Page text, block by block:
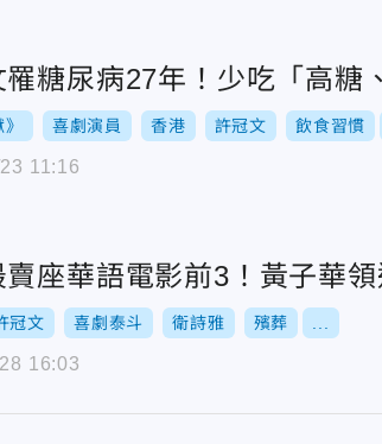
罹糖尿病27年！少吃「高糖
喜劇演員 香港 許冠文 飲食習慣
11:16
賣座華語電影前3！黃子華
冠文 喜劇泰斗 衛詩雅 殯葬
16:03